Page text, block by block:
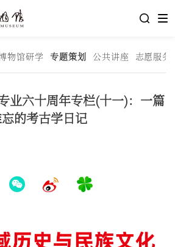
物馆研学 专题策划 公共讲座 志愿服务
业六十周年专栏(十一)：一篇
的考古学日记